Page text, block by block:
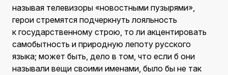
называя телевизоры «новостными пузырями»,
герои стремятся подчеркнуть лояльность
к государственному строю, то ли акцентировать
самобытность и природную лепоту русского
языка; может быть, дело в том, что если б они
называли вещи своими именами, было бы не так